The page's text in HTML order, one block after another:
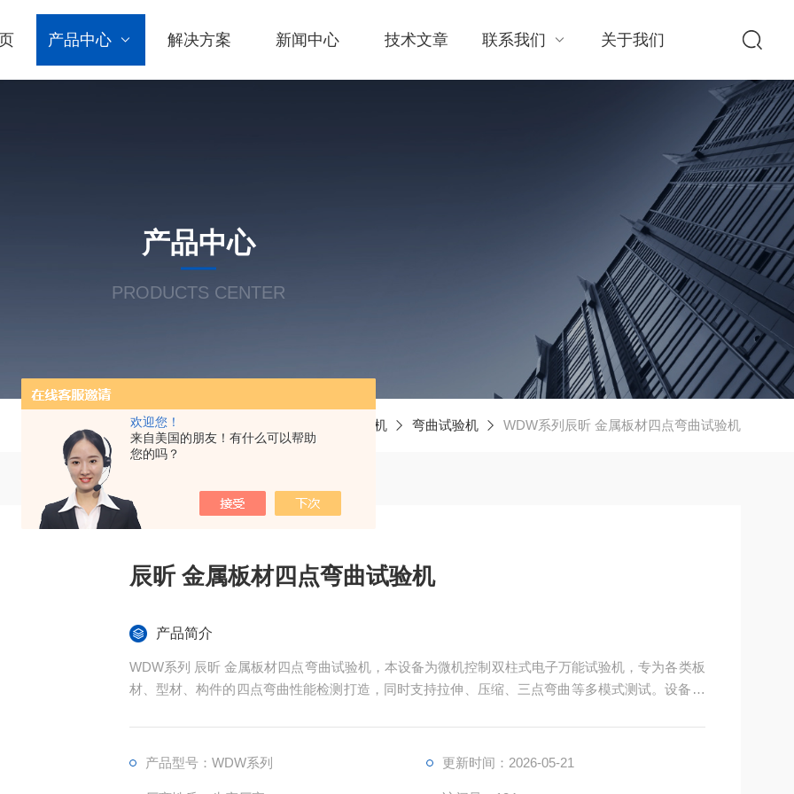
欢迎您！
来自美国的朋友！有什么可以帮助
您的吗？
产品中心 解决方案 新闻中心 技术文章 联系我们 关于我们
产品中心
PRODUCTS CENTER
当前位置：首页 电子万能试验机 弯曲试验机 WDW系列辰昕 金属板材四点弯曲试验机
辰昕 金属板材四点弯曲试验机
产品简介
WDW系列 辰昕 金属板材四点弯曲试验机，本设备为微机控制双柱式电子万能试验机，专为各类板
材、型材、构件的四点弯曲性能检测打造，同时支持拉伸、压缩、三点弯曲等多模式测试。设备最
建材等行业的核心力学检测设备。
产品型号：WDW系列 更新时间：2026-05-21